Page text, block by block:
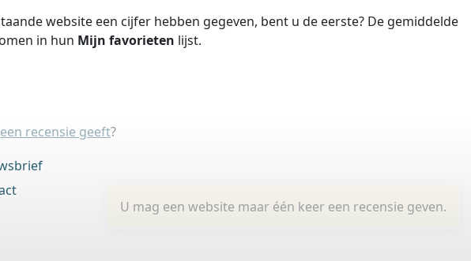
website een cijfer hebben gegeven, bent u de eerste? De gemiddelde
in hun Mijn favorieten lijst.
een recensie geeft?
U mag een website maar één keer een recensie geven.